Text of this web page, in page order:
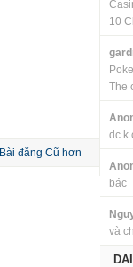
Bài đăng Cũ hơn
10
The
dc k
bác
và